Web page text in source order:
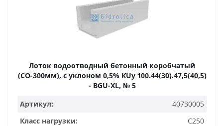
Лоток водоотводный бетонный коробчатый
(СО-300мм), с уклоном 0,5% КUу 100.44(30).47,5(40,5)
- BGU-XL, № 5
Артикул:
40730005
Класс нагрузки:
C250